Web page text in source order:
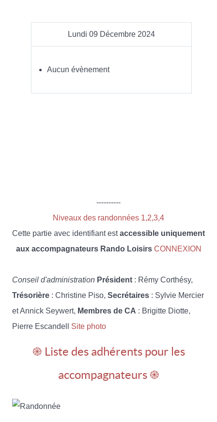
Lundi 09 Décembre 2024
Aucun évènement
----------
Niveaux des randonnées 1,2,3,4
Cette partie avec identifiant estaccessible uniquement
aux accompagnateurs Rando Loisirs CONNEXION
Conseil d'administration Président : Rémy Corthésy,
Trésorière : Christine Piso, Secrétaires : Sylvie Mercier
et Annick Seywert, Membres de CA : Brigitte Diotte,
Pierre Escandell Site photo
֎ Liste des adhérents pour les
accompagnateurs ֎